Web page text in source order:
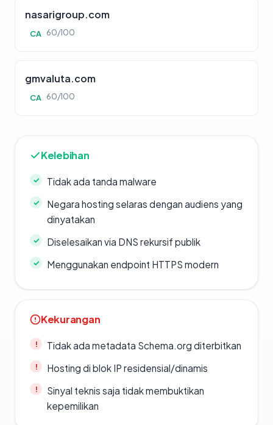
nasarigroup.com
CA 60/100
gmvaluta.com
CA 60/100
Kelebihan
Tidak ada tanda malware
Negara hosting selaras dengan audiens yang
dinyatakan
Diselesaikan via DNS rekursif publik
Menggunakan endpoint HTTPS modern
Kekurangan
Tidak ada metadata Schema.org diterbitkan
Hosting di blok IP residensial/dinamis
Sinyal teknis saja tidak membuktikan
kepemilikan